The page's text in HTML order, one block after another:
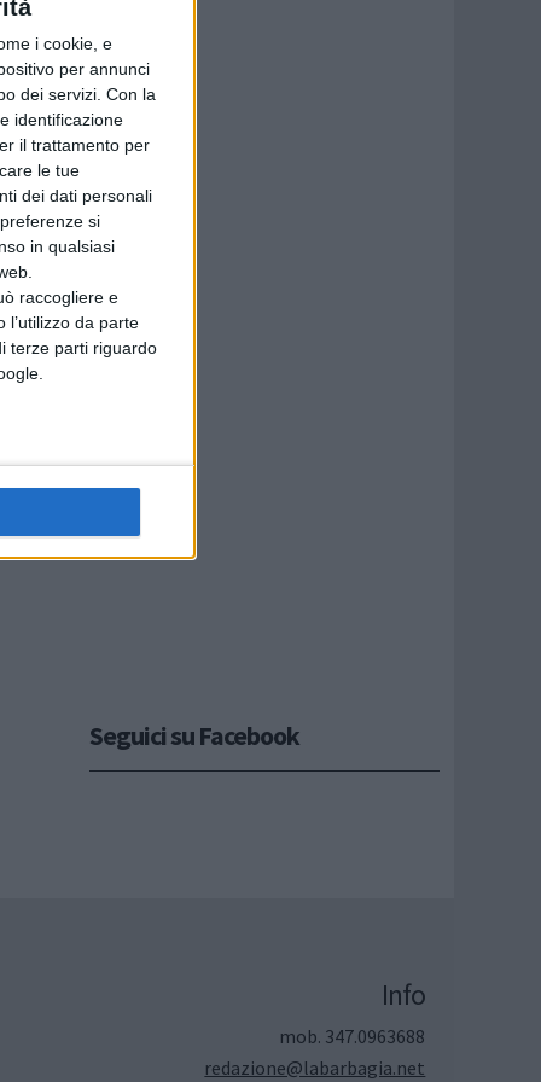
i cookie, e
per annunci
dei servizi. Con la
identificazione
il trattamento per
le tue
dei dati personali
si
in qualsiasi
raccogliere e
da parte
terze parti riguardo
Seguici su Facebook
Info
mob. 347.0963688
redazione@labarbagia.net